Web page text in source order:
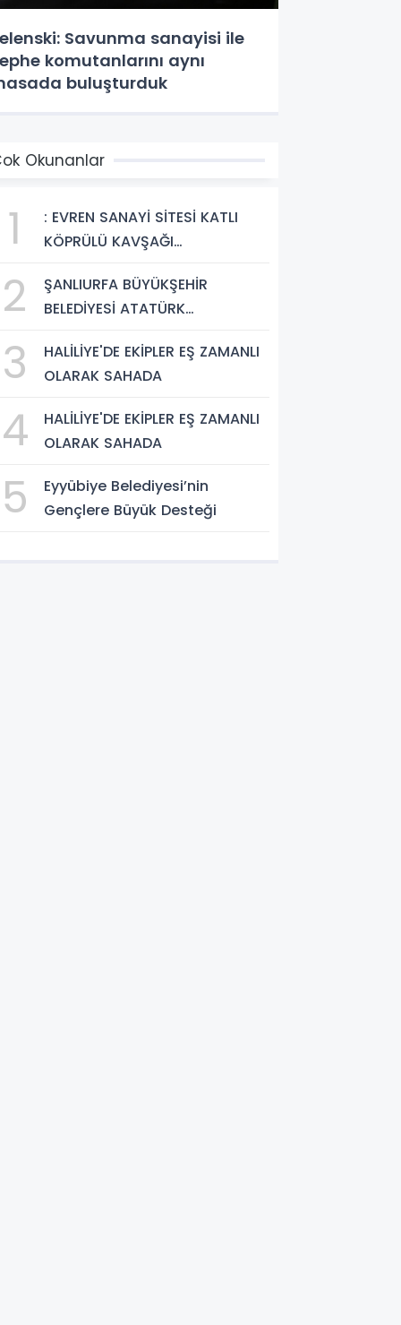
Savunma sanayisi ile
komutanlarını aynı
buluşturduk
Okunanlar
1
: EVREN SANAYİ SİTESİ KATLI
KÖPRÜLÜ KAVŞAĞI
BAŞLADI
2
ŞANLIURFA BÜYÜKŞEHİR
BELEDİYESİ ATATÜRK
ÇALIŞMALARINA BAŞLIYOR
3
HALİLİYE'DE EKİPLER EŞ ZAMANLI
OLARAK SAHADA
4
HALİLİYE'DE EKİPLER EŞ ZAMANLI
OLARAK SAHADA
5
Eyyübiye Belediyesi’nin
Gençlere Büyük Desteği